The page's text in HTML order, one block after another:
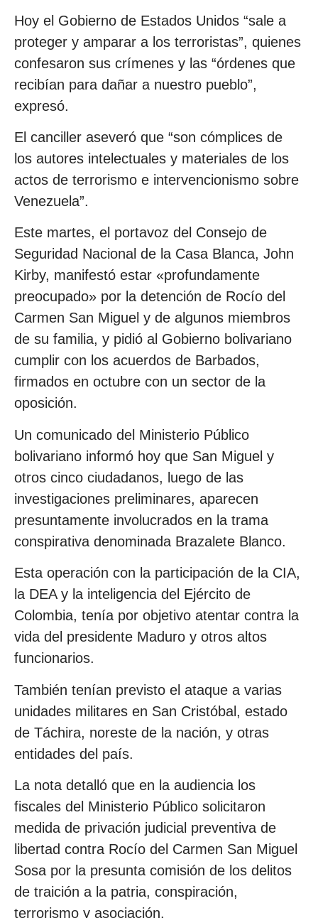
Hoy el Gobierno de Estados Unidos “sale a
proteger y amparar a los terroristas”, quienes
confesaron sus crímenes y las “órdenes que
recibían para dañar a nuestro pueblo”,
expresó.
El canciller aseveró que “son cómplices de
los autores intelectuales y materiales de los
actos de terrorismo e intervencionismo sobre
Venezuela”.
Este martes, el portavoz del Consejo de
Seguridad Nacional de la Casa Blanca, John
Kirby, manifestó estar «profundamente
preocupado» por la detención de Rocío del
Carmen San Miguel y de algunos miembros
de su familia, y pidió al Gobierno bolivariano
cumplir con los acuerdos de Barbados,
firmados en octubre con un sector de la
oposición.
Un comunicado del Ministerio Público
bolivariano informó hoy que San Miguel y
otros cinco ciudadanos, luego de las
investigaciones preliminares, aparecen
presuntamente involucrados en la trama
conspirativa denominada Brazalete Blanco.
Esta operación con la participación de la CIA,
la DEA y la inteligencia del Ejército de
Colombia, tenía por objetivo atentar contra la
vida del presidente Maduro y otros altos
funcionarios.
También tenían previsto el ataque a varias
unidades militares en San Cristóbal, estado
de Táchira, noreste de la nación, y otras
entidades del país.
La nota detalló que en la audiencia los
fiscales del Ministerio Público solicitaron
medida de privación judicial preventiva de
libertad contra Rocío del Carmen San Miguel
Sosa por la presunta comisión de los delitos
de traición a la patria, conspiración,
terrorismo y asociación.